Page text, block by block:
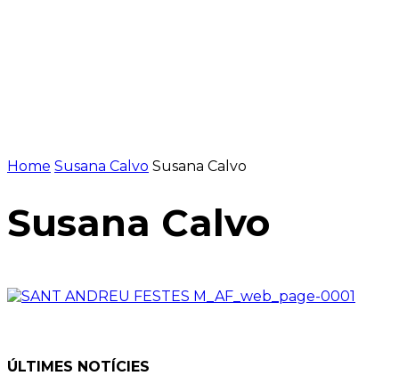
Home Susana Calvo Susana Calvo
Susana Calvo
ÚLTIMES NOTÍCIES